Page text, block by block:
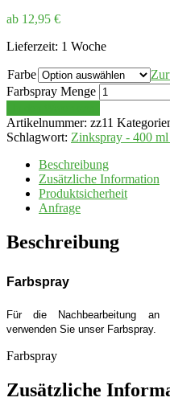
ab 12,95 €
Lieferzeit: 1 Woche
Farbe
Farbspray Menge
Artikelnummer: zz11
Schlagwort: Zinkspray - 400
Beschreibung
Zusätzliche Information
Produktsicherheit
Anfrage
Beschreibung
Farbspray
Für die Nachbearbeitung an
verwenden Sie unser Farbspray.
Farbspray
Zusätzliche